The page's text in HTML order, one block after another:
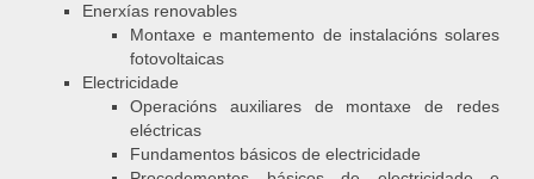
Enerxías renovables
Montaxe e mantemento de instalacións solares
fotovoltaicas
Electricidade
Operacións auxiliares de montaxe de redes
eléctricas
Fundamentos básicos de electricidade